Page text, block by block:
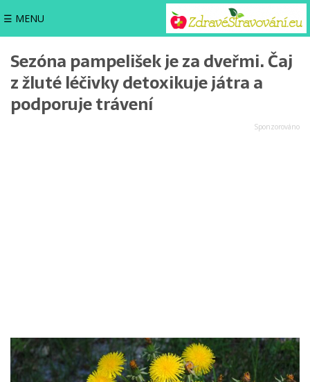
☰ MENU
Sezóna pampelišek je za dveřmi. Čaj
z žluté léčivky detoxikuje játra a
podporuje trávení